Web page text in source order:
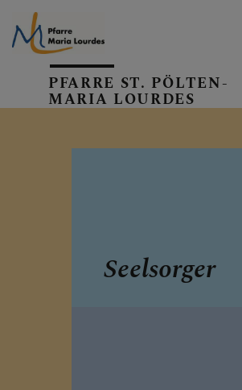
EMAIL AN DIE
PFARRE ST. PÖLTEN-
MARIA LOURDES
Seelsorger